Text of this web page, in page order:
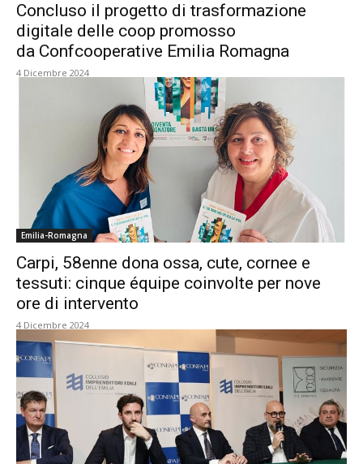
Concluso il progetto di trasformazione
digitale delle coop promosso
da Confcooperative Emilia Romagna
4 Dicembre 2024
Emilia-Romagna
Carpi, 58enne dona ossa, cute, cornee e
tessuti: cinque équipe coinvolte per nove
ore di intervento
4 Dicembre 2024